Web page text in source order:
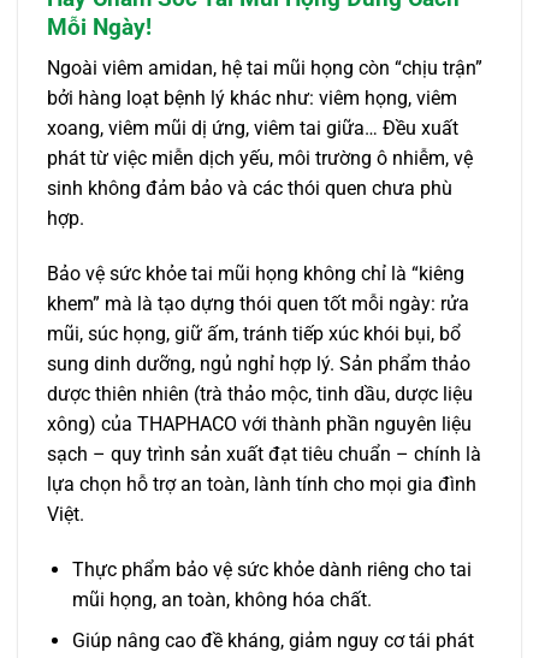
Mỗi Ngày!
Ngoài viêm amidan, hệ tai mũi họng còn “chịu trận”
bởi hàng loạt bệnh lý khác như: viêm họng, viêm
xoang, viêm mũi dị ứng, viêm tai giữa… Đều xuất
phát từ việc miễn dịch yếu, môi trường ô nhiễm, vệ
sinh không đảm bảo và các thói quen chưa phù
hợp.
Bảo vệ sức khỏe tai mũi họng không chỉ là “kiêng
khem” mà là tạo dựng thói quen tốt mỗi ngày: rửa
mũi, súc họng, giữ ấm, tránh tiếp xúc khói bụi, bổ
sung dinh dưỡng, ngủ nghỉ hợp lý. Sản phẩm thảo
dược thiên nhiên (trà thảo mộc, tinh dầu, dược liệu
xông) của THAPHACO với thành phần nguyên liệu
sạch – quy trình sản xuất đạt tiêu chuẩn – chính là
lựa chọn hỗ trợ an toàn, lành tính cho mọi gia đình
Việt.
Thực phẩm bảo vệ sức khỏe dành riêng cho tai
mũi họng, an toàn, không hóa chất.
Giúp nâng cao đề kháng, giảm nguy cơ tái phát